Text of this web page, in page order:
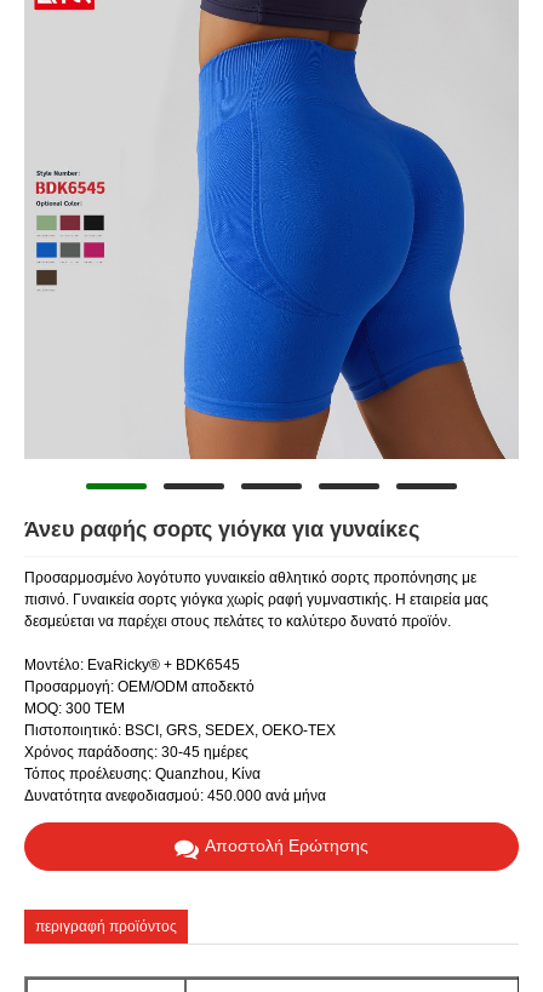
Άνευ ραφής σορτς γιόγκα για γυναίκες
Προσαρμοσμένο λογότυπο γυναικείο αθλητικό σορτς προπόνησης με
πισινό. Γυναικεία σορτς γιόγκα χωρίς ραφή γυμναστικής. Η εταιρεία μας
δεσμεύεται να παρέχει στους πελάτες το καλύτερο δυνατό προϊόν.
Μοντέλο: EvaRicky® + BDK6545
Προσαρμογή: OEM/ODM αποδεκτό
MOQ: 300 ΤΕΜ
Πιστοποιητικό: BSCI, GRS, SEDEX, OEKO-TEX
Χρόνος παράδοσης: 30-45 ημέρες
Τόπος προέλευσης: Quanzhou, Κίνα
Δυνατότητα ανεφοδιασμού: 450.000 ανά μήνα
Αποστολή Ερώτησης
περιγραφή προϊόντος